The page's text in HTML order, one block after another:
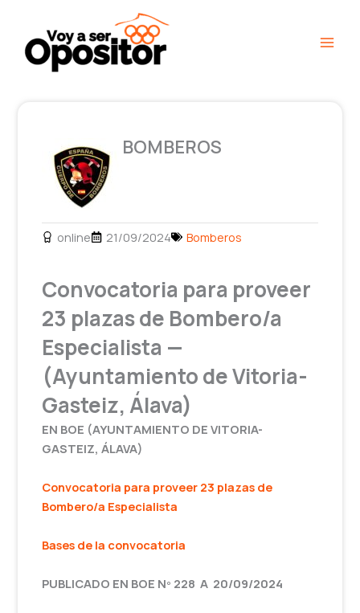
contenido
BOMBEROS
online 21/09/2024 Bomberos
Convocatoria para proveer
23 plazas de Bombero/a
Especialista —
(Ayuntamiento de Vitoria-
Gasteiz, Álava)
EN BOE (AYUNTAMIENTO DE VITORIA-
GASTEIZ, ÁLAVA)
Convocatoria para proveer 23 plazas de
Bombero/a Especialista
Bases de la convocatoria
PUBLICADO EN BOE Nº 228 A 20/09/2024